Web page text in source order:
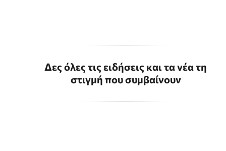
Δες όλες τις ειδήσεις και τα νέα τη
στιγμή που συμβαίνουν